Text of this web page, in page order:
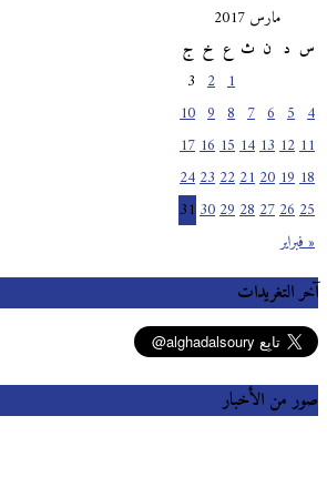
مارس 2017
س
ث خ ج
« فبراير
10
11
12
13
14
15
16
17
18
19
20
21
22
23
24
25
26
27
28
29
30
31
آخر التغريدات
صور من الأخبار